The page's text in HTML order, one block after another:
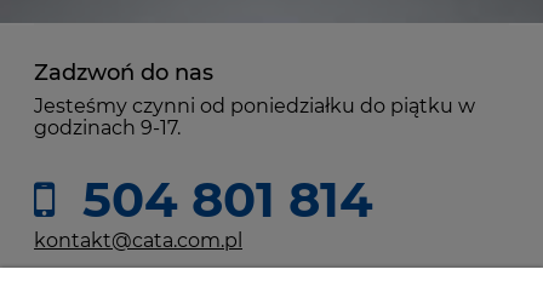
Zadzwoń do nas
Jesteśmy czynni od poniedziałku do piątku w
godzinach 9-17.
504 801 814
kontakt@cata.com.pl